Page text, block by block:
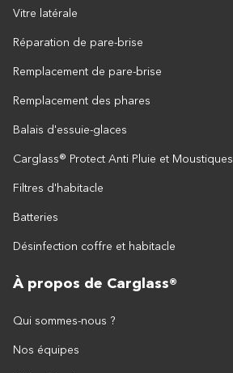
Vitre latérale
Réparation de pare-brise
Remplacement de pare-brise
Remplacement des phares
Balais d'essuie-glaces
Carglass® Protect Anti Pluie et Moustiques
Filtres d'habitacle
Batteries
Désinfection coffre et habitacle
À propos de Carglass®
Qui sommes-nous ?
Nos équipes